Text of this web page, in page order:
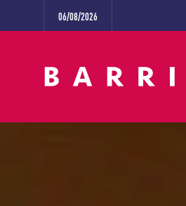
06/08/2026